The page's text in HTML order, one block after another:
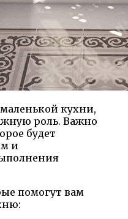
кухни,
роль. Важно
будет
и
помогут вам